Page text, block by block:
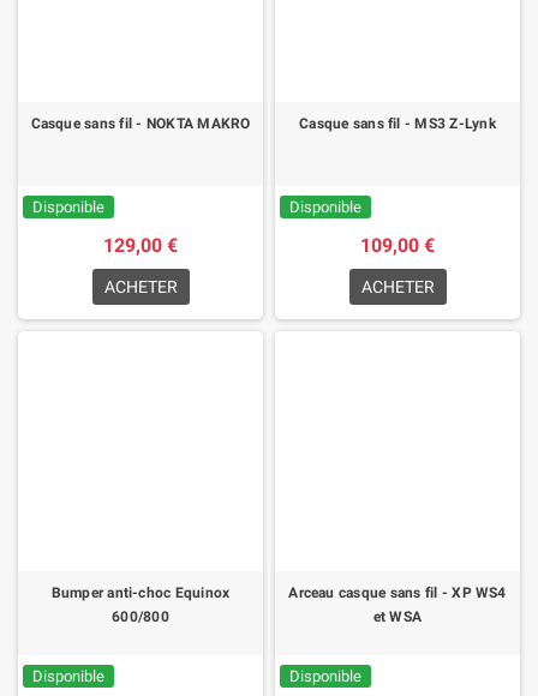
Casque sans fil - NOKTA MAKRO
Disponible
129,00 €
ACHETER
Casque sans fil - MS3 Z-Lynk
Disponible
109,00 €
ACHETER
Bumper anti-choc Equinox
600/800
Disponible
Arceau casque sans fil - XP WS4
et WSA
Disponible